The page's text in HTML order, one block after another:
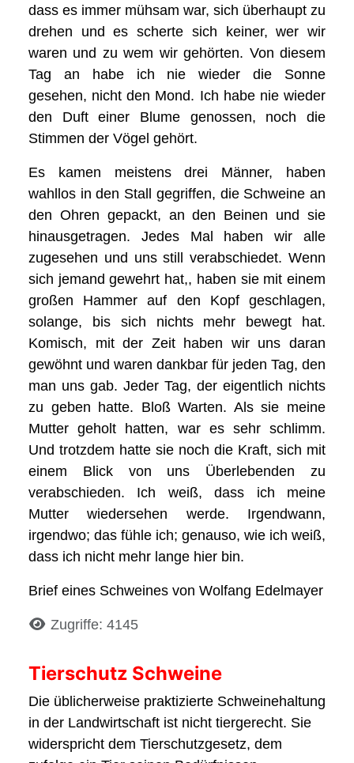
dass es immer mühsam war, sich überhaupt zu
drehen und es scherte sich keiner, wer wir
waren und zu wem wir gehörten. Von diesem
Tag an habe ich nie wieder die Sonne
gesehen, nicht den Mond. Ich habe nie wieder
den Duft einer Blume genossen, noch die
Stimmen der Vögel gehört.
Es kamen meistens drei Männer, haben
wahllos in den Stall gegriffen, die Schweine an
den Ohren gepackt, an den Beinen und sie
hinausgetragen. Jedes Mal haben wir alle
zugesehen und uns still verabschiedet. Wenn
sich jemand gewehrt hat,, haben sie mit einem
großen Hammer auf den Kopf geschlagen,
solange, bis sich nichts mehr bewegt hat.
Komisch, mit der Zeit haben wir uns daran
gewöhnt und waren dankbar für jeden Tag, den
man uns gab. Jeder Tag, der eigentlich nichts
zu geben hatte. Bloß Warten. Als sie meine
Mutter geholt hatten, war es sehr schlimm.
Und trotzdem hatte sie noch die Kraft, sich mit
einem Blick von uns Überlebenden zu
verabschieden. Ich weiß, dass ich meine
Mutter wiedersehen werde. Irgendwann,
irgendwo; das fühle ich; genauso, wie ich weiß,
dass ich nicht mehr lange hier bin.
Brief eines Schweines von Wolfang Edelmayer
DetailsZugriffe: 4145
Tierschutz Schweine
Die üblicherweise praktizierte Schweinehaltung
in der Landwirtschaft ist nicht tiergerecht. Sie
widerspricht dem Tierschutzgesetz, dem